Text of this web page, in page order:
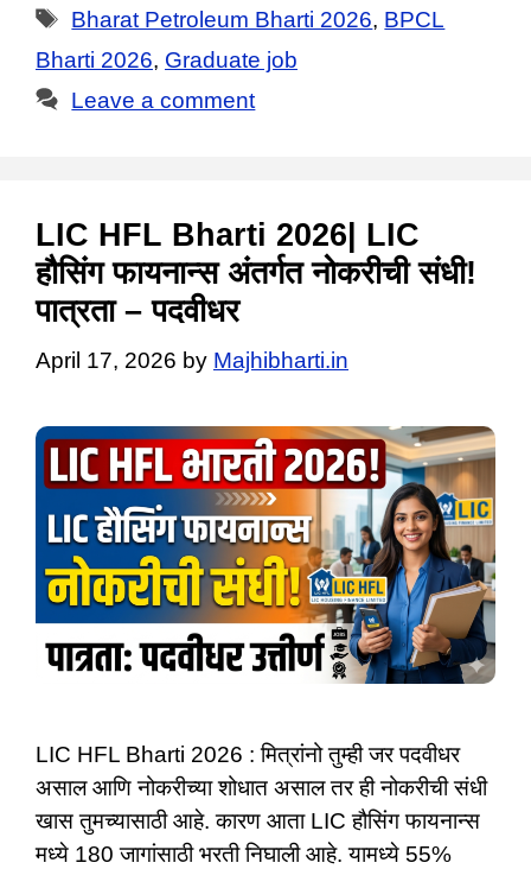
Tags
Bharat Petroleum Bharti 2026, BPCL
Bharti 2026, Graduate job
Leave a comment
LIC HFL Bharti 2026| LIC
हौसिंग फायनान्स अंतर्गत नोकरीची संधी!
पात्रता – पदवीधर
April 17, 2026 by Majhibharti.in
LIC HFL Bharti 2026 : मित्रांनो तुम्ही जर पदवीधर
असाल आणि नोकरीच्या शोधात असाल तर ही नोकरीची संधी
खास तुमच्यासाठी आहे. कारण आता LIC हौसिंग फायनान्स
मध्ये 180 जागांसाठी भरती निघाली आहे. यामध्ये 55%